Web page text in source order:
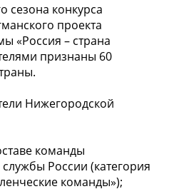
сезона конкурса
проекта
«Россия – страна
признаны 60
Нижегородской
команды
России (категория
команды»);